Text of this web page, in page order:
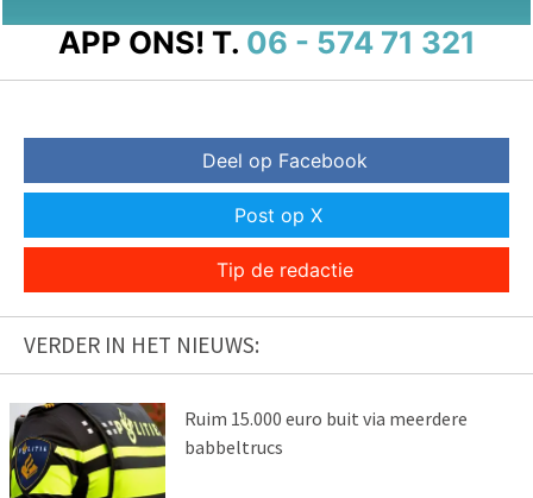
APP ONS! T. 06 - 574 71 321
Deel op Facebook
Post op X
Tip de redactie
VERDER IN HET NIEUWS:
Ruim 15.000 euro buit via meerdere
babbeltrucs